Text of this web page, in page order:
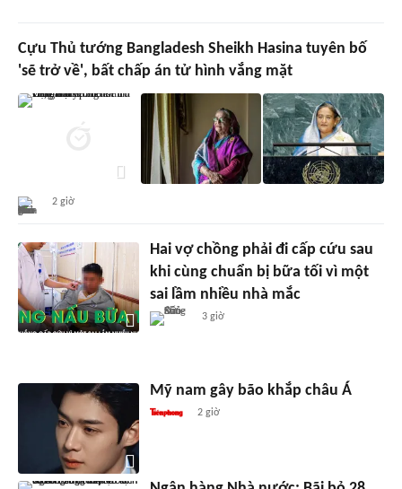
Cựu Thủ tướng Bangladesh Sheikh Hasina tuyên bố
'sẽ trở về', bất chấp án tử hình vắng mặt
2 giờ
Hai vợ chồng phải đi cấp cứu sau
khi cùng chuẩn bị bữa tối vì một
sai lầm nhiều nhà mắc
3 giờ
Mỹ nam gây bão khắp châu Á
2 giờ